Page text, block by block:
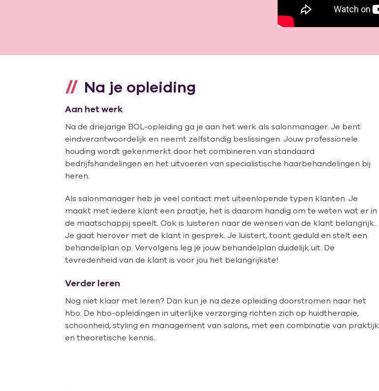
Na je opleiding
Aan het werk
Na de driejarige BOL-opleiding ga je aan het werk als salonmanager. Je bent
eindverantwoordelijk en neemt zelfstandig beslissingen. Jouw professionele
houding wordt gekenmerkt door het combineren van standaard
bedrijfshandelingen en het uitvoeren van specialistische haarbehandelingen bij
heren.
Als salonmanager heb je veel contact met uiteenlopende typen klanten. Je
maakt met iedere klant een praatje, het is daarom handig om te weten wat er in
de maatschappij speelt. Ook is luisteren naar de wensen van de klant belangrijk.
Je gaat hierover met de klant in gesprek. Je luistert, toont geduld en stelt een
behandelplan op. Vervolgens leg je jouw behandelplan duidelijk uit. De
tevredenheid van de klant is voor jou het belangrijkste!
Verder leren
Nog niet klaar met leren? Dan kun je na deze opleiding doorstromen naar het
hbo. De hbo-opleidingen in uiterlijke verzorging richten zich op huidtherapie,
schoonheid, styling en management van salons, met een combinatie van praktijk
en theoretische kennis.